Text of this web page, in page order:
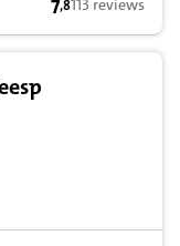
7,8 op basis van
7,8